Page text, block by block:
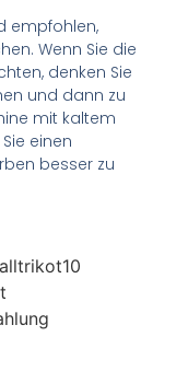
empfohlen,
Wenn Sie die
denken Sie
und dann zu
mit kaltem
einen
besser zu